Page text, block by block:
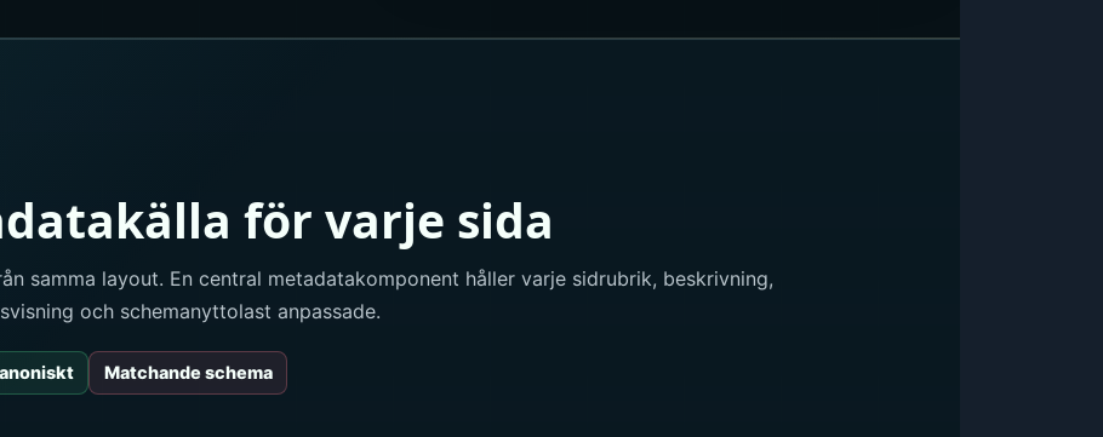
för varje sida
samma layout. En central metadatakomponent håller varje sidrubrik, beskrivning,
och schemanyttolast anpassade.
Matchande schema